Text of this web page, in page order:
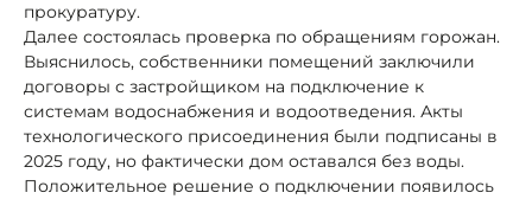
прокуратуру.
Далее состоялась проверка по обращениям горожан.
Выяснилось, собственники помещений заключили
договоры с застройщиком на подключение к
системам водоснабжения и водоотведения. Акты
технологического присоединения были подписаны в
2025 году, но фактически дом оставался без воды.
Положительное решение о подключении появилось